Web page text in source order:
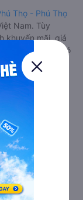
Thọ - Phú Thọ
Nam. Tùy
khuyến mãi, giá
limousine này có
Thọ giường
Thọ giường
thiết kế như
Đây là dòng
mới xuất hiện
đáp ứng
lượng dịch
xe giường
và tiện nghi